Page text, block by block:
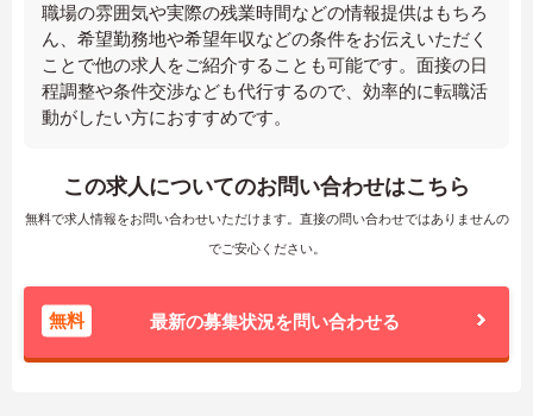
職場の雰囲気や実際の残業時間などの情報提供はもちろ
ん、希望勤務地や希望年収などの条件をお伝えいただく
ことで他の求人をご紹介することも可能です。面接の日
程調整や条件交渉なども代行するので、効率的に転職活
動がしたい方におすすめです。
この求人についてのお問い合わせはこちら
無料で求人情報をお問い合わせいただけます。直接の問い合わせではありませんの
でご安心ください。
無料 最新の募集状況を問い合わせる